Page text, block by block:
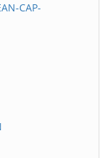
CAP-